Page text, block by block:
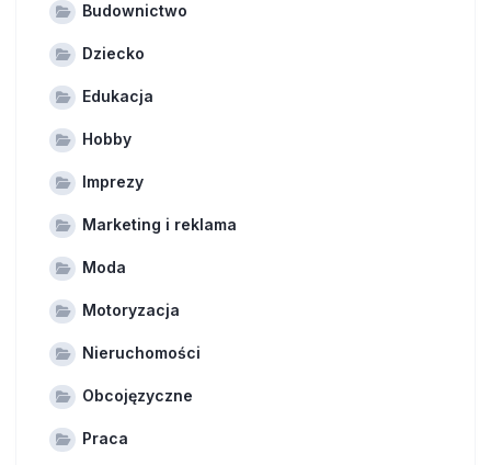
Budownictwo
Dziecko
Edukacja
Hobby
Imprezy
Marketing i reklama
Moda
Motoryzacja
Nieruchomości
Obcojęzyczne
Praca